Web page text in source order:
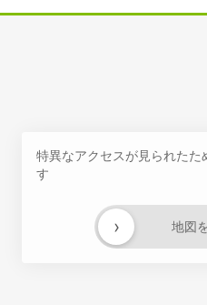
特異なアクセスが見られたた
す
地図
›